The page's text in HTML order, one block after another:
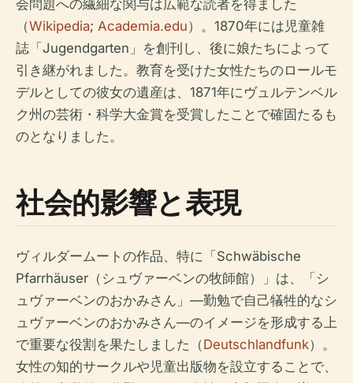
会問題への繊細な関与は広範な読者を得ました
（Wikipedia; Academia.edu）。1870年には児童雑
誌「Jugendgarten」を創刊し、後に娘たちによって
引き継がれました。教育を受けた女性たちのロールモ
デルとしての彼女の遺産は、1871年にヴュルテンベル
ク州の芸術・科学大金賞を受賞したことで確固たるも
のとなりました。
社会的影響と表現
ヴィルダームートの作品、特に「Schwäbische
Pfarrhäuser（シュヴァーベンの牧師館）」は、「シ
ュヴァーベンのおかみさん」—勤勉で自己犠牲的なシ
ュヴァーベンのおかみさん—のイメージを形成する上
で重要な役割を果たしました（Deutschlandfunk）。
女性の知的サークルや児童出版物を設立することで、